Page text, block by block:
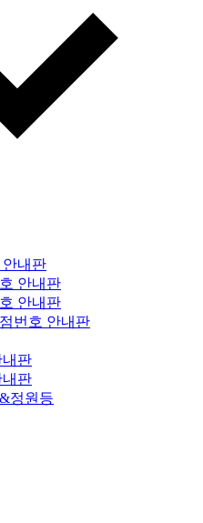
내판
안내판
안내판
번호 안내판
판
판
정원등